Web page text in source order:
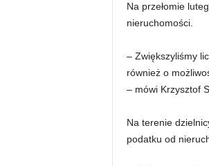
Na przełomie
nieruchomości.
– Zwiększyliśmy
również o
– mówi Krzysztof
Na terenie
podatku od